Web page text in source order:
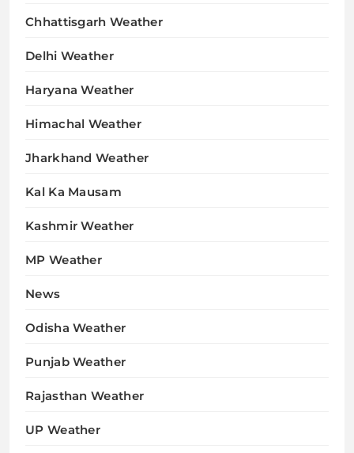
Chhattisgarh Weather
Delhi Weather
Haryana Weather
Himachal Weather
Jharkhand Weather
Kal Ka Mausam
Kashmir Weather
MP Weather
News
Odisha Weather
Punjab Weather
Rajasthan Weather
UP Weather